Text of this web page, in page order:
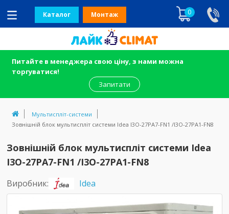
Каталог Монтаж 0
Питайте в менеджера свою ціну, з нами можна
торгуватися!
Запитати
Мультиспліт-системи
Зовнішній блок мультиспліт системи Idea I3O-27PA7-FN1 /I3O-27PA1-FN8
Зовнішній блок мультиспліт системи Idea
I3O-27PA7-FN1 /I3O-27PA1-FN8
Виробник: Idea